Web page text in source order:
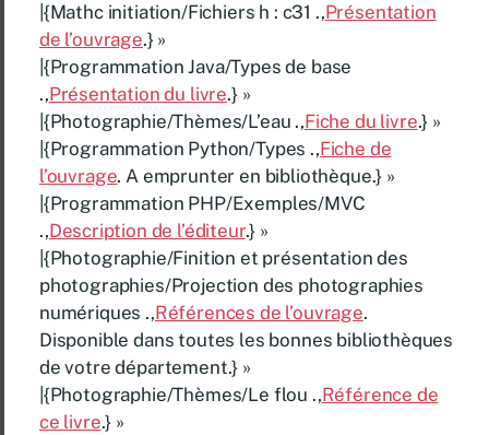
|{Mathc initiation/Fichiers h : c31 .,Présentation
de l’ouvrage.} »
|{Programmation Java/Types de base
.,Présentation du livre.} »
|{Photographie/Thèmes/L’eau .,Fiche du livre.} »
|{Programmation Python/Types .,Fiche de
l’ouvrage. A emprunter en bibliothèque.} »
|{Programmation PHP/Exemples/MVC
.,Description de l’éditeur.} »
|{Photographie/Finition et présentation des
photographies/Projection des photographies
numériques .,Références de l’ouvrage.
Disponible dans toutes les bonnes bibliothèques
de votre département.} »
|{Photographie/Thèmes/Le flou .,Référence de
ce livre.} »